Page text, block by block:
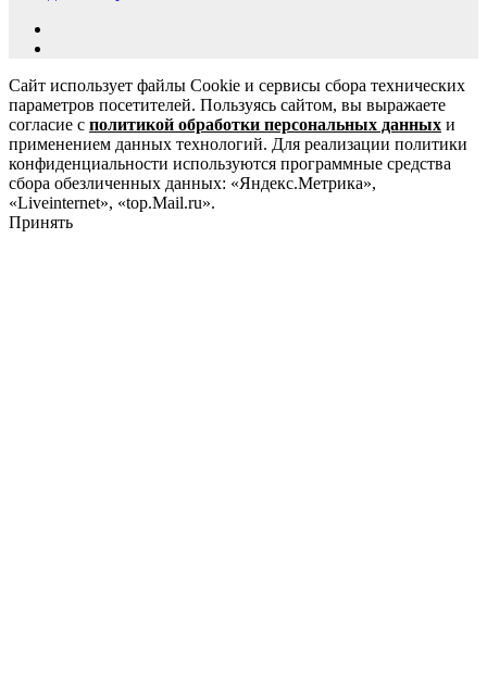
Сайт использует файлы Cookie и сервисы сбора технических
параметров посетителей. Пользуясь сайтом, вы выражаете
согласие с политикой обработки персональных данных и
применением данных технологий. Для реализации политики
конфиденциальности используются программные средства
сбора обезличенных данных: «Яндекс.Метрика»,
«Liveinternet», «top.Mail.ru».
Принять